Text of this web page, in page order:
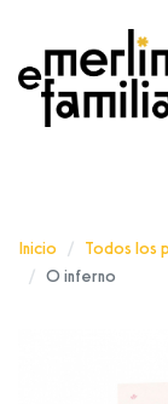
Inicio Todos los
O inferno